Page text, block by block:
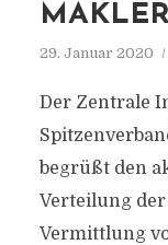
29. Januar 2020
Der Zentrale
begrüßt den
Verteilung
Vermittlung